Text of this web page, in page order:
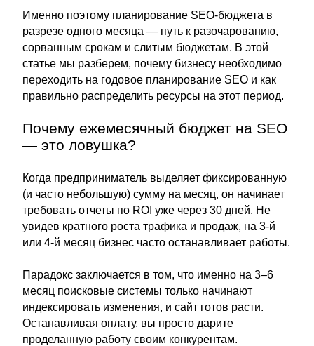
Именно поэтому планирование SEO-бюджета в
разрезе одного месяца — путь к разочарованию,
сорванным срокам и слитым бюджетам. В этой
статье мы разберем, почему бизнесу необходимо
переходить на годовое планирование SEO и как
правильно распределить ресурсы на этот период.
Почему ежемесячный бюджет на SEO
— это ловушка?
Когда предприниматель выделяет фиксированную
(и часто небольшую) сумму на месяц, он начинает
требовать отчеты по ROI уже через 30 дней. Не
увидев кратного роста трафика и продаж, на 3-й
или 4-й месяц бизнес часто останавливает работы.
Парадокс заключается в том, что именно на 3–6
месяц поисковые системы только начинают
индексировать изменения, и сайт готов расти.
Останавливая оплату, вы просто дарите
проделанную работу своим конкурентам.